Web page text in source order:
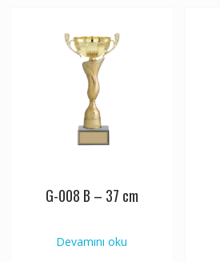
G-008 B – 37 cm
Devamını oku